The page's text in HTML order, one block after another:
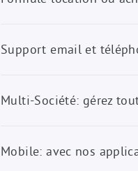
Support email et
Multi-Société: gérez
Mobile: avec nos